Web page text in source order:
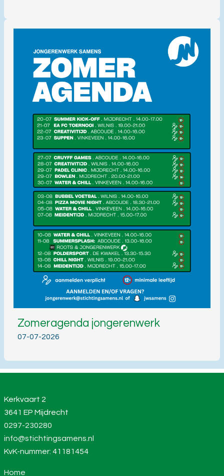
Zomeragenda jongerenwerk
07-07-2026
Kerkvaart 2
3641 EP Mijdrecht
0297-230280
info@stichtingsamens.nl
KvK-nummer: 41181454
Home